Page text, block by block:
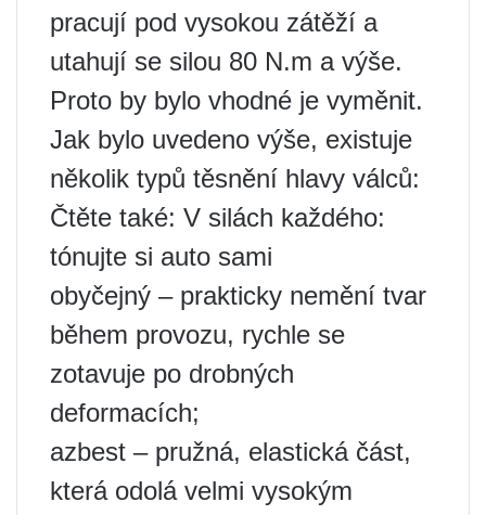
pracují pod vysokou zátěží a
utahují se silou 80 N.m a výše.
Proto by bylo vhodné je vyměnit.
Jak bylo uvedeno výše, existuje
několik typů těsnění hlavy válců:
Čtěte také: V silách každého:
tónujte si auto sami
obyčejný – prakticky nemění tvar
během provozu, rychle se
zotavuje po drobných
deformacích;
azbest – pružná, elastická část,
která odolá velmi vysokým